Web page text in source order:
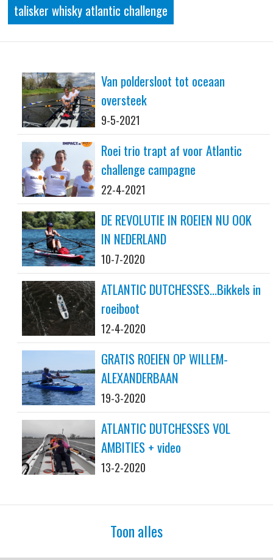
talisker whisky atlantic challenge
Van poldersloot tot oceaan
oversteek
9-5-2021
Roei trio trapt af voor Atlantic
challenge campagne
22-4-2021
DE REVOLUTIE IN ROEIEN NU OOK
IN NEDERLAND
10-7-2020
ATLANTIC DUTCHESSES...Bikkels in
roeiboot
12-4-2020
GRATIS ROEIEN OP WILLEM-
ALEXANDERBAAN
19-3-2020
ATLANTIC DUTCHESSES VOL
AMBITIES + video
13-2-2020
Toon alles